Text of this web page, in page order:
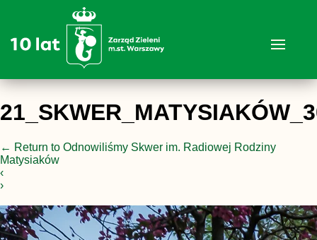
← Return to Odnowiliśmy Skwer im. Radiowej Rodziny
Matysiaków
‹
›